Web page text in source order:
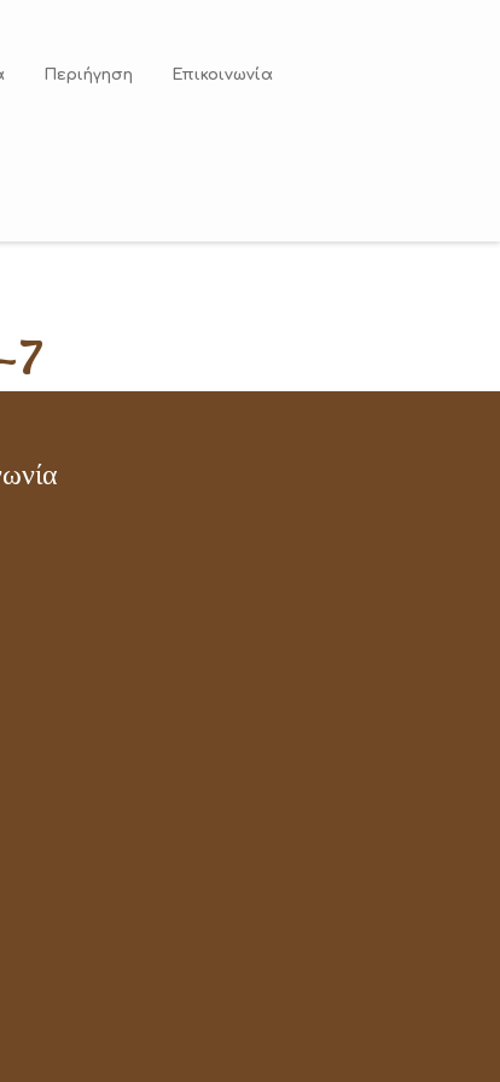
Περιήγηση Επικοινωνία
7